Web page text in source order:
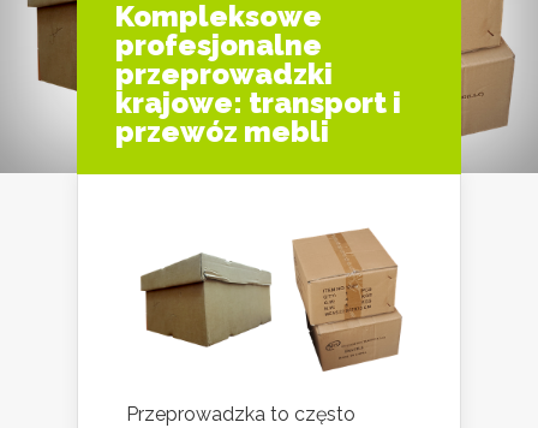
Kompleksowe
profesjonalne
przeprowadzki
krajowe: transport i
przewóz mebli
Przeprowadzka to często